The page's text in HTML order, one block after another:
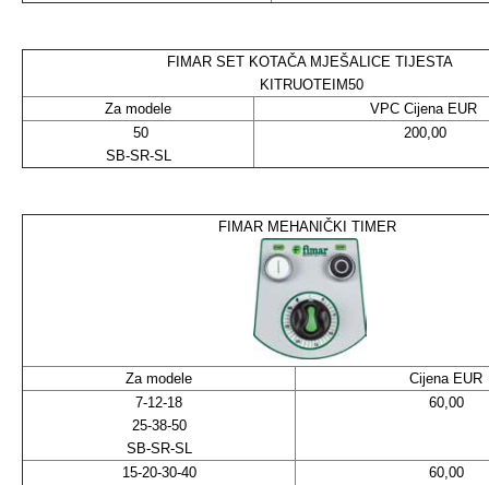
FIMAR SET KOTAČA MJEŠALICE TIJESTA
KITRUOTEIM50
Za modele
VPC Cijena EUR
50
SB-SR-SL
200,00
FIMAR MEHANIČKI TIMER
Za modele
Cijena EUR
7-12-18
25-38-50
SB-SR-SL
60,00
15-20-30-40
60,00